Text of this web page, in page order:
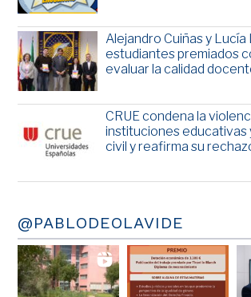
Alejandro Cuiñas y Lucía
estudiantes premiados
evaluar la calidad
CRUE condena la
instituciones educativas
civil y reafirma su
@PABLODEOLAVIDE